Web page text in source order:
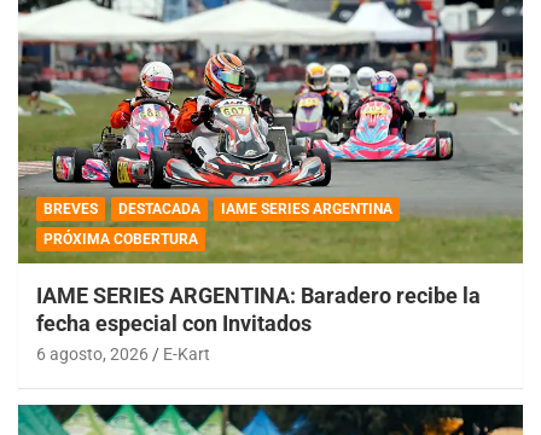
BREVES DESTACADA
IAME SERIES ARGENTINA
PRÓXIMA COBERTURA
IAME SERIES ARGENTINA: Baradero recibe la
fecha especial con Invitados
6 agosto, 2026 E-Kart